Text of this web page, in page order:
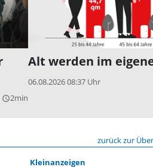
query_builder2min
Alt werden im
06.08.2026 08:37 Uhr
zurück zur
Kleinanzeigen